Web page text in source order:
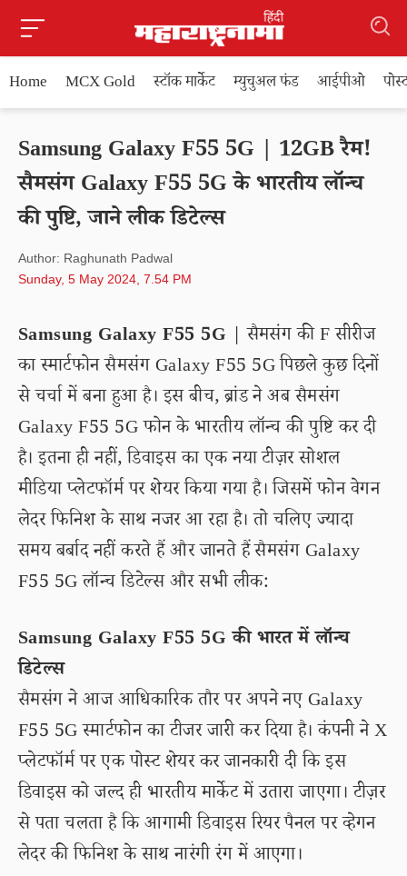
Home MCX Gold स्टॉक मार्केट म्युचुअल फंड आईपीओ
Samsung Galaxy F55 5G | 12GB रैम!
सैमसंग Galaxy F55 5G के भारतीय लॉन्च
की पुष्टि, जाने लीक डिटेल्स
Author: Raghunath Padwal
Sunday, 5 May 2024, 7.54 PM
Samsung Galaxy F55 5G | सैमसंग की F सीरीज
का स्मार्टफोन सैमसंग Galaxy F55 5G पिछले कुछ दिनों
से चर्चा में बना हुआ है। इस बीच, ब्रांड ने अब सैमसंग
Galaxy F55 5G फोन के भारतीय लॉन्च की पुष्टि कर दी
है। इतना ही नहीं, डिवाइस का एक नया टीज़र सोशल
मीडिया प्लेटफॉर्म पर शेयर किया गया है। जिसमें फोन वेगन
लेदर फिनिश के साथ नजर आ रहा है। तो चलिए ज्यादा
समय बर्बाद नहीं करते हैं और जानते हैं सैमसंग Galaxy
F55 5G लॉन्च डिटेल्स और सभी लीक:
Samsung Galaxy F55 5G की भारत में लॉन्च
डिटेल्स
सैमसंग ने आज आधिकारिक तौर पर अपने नए Galaxy
F55 5G स्मार्टफोन का टीजर जारी कर दिया है। कंपनी ने X
प्लेटफॉर्म पर एक पोस्ट शेयर कर जानकारी दी कि इस
डिवाइस को जल्द ही भारतीय मार्केट में उतारा जाएगा। टीज़र
से पता चलता है कि आगामी डिवाइस रियर पैनल पर व्हेगन
लेदर की फिनिश के साथ नारंगी रंग में आएगा।